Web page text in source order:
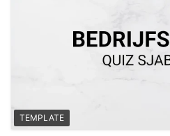
TEMPLATE